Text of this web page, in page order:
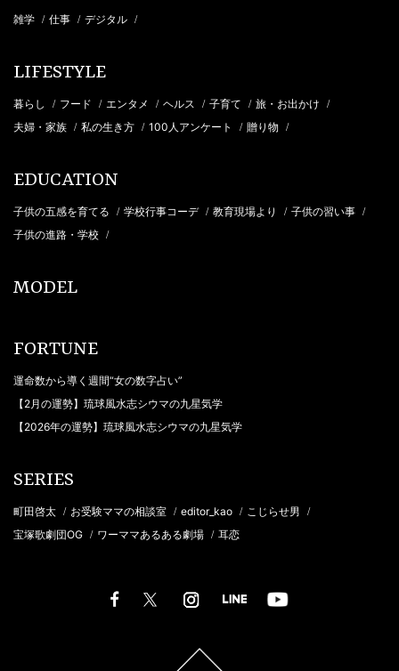
雑学 / 仕事 / デジタル /
LIFESTYLE
暮らし / フード / エンタメ / ヘルス / 子育て / 旅・お出かけ /
夫婦・家族 / 私の生き方 / 100人アンケート / 贈り物 /
EDUCATION
子供の五感を育てる / 学校行事コーデ / 教育現場より / 子供の習い事 /
子供の進路・学校 /
MODEL
FORTUNE
運命数から導く週間“女の数字占い”
【2月の運勢】琉球風水志シウマの九星気学
【2026年の運勢】琉球風水志シウマの九星気学
SERIES
町田啓太 / お受験ママの相談室 / editor_kao / こじらせ男 /
宝塚歌劇団OG / ワーママあるある劇場 / 耳恋